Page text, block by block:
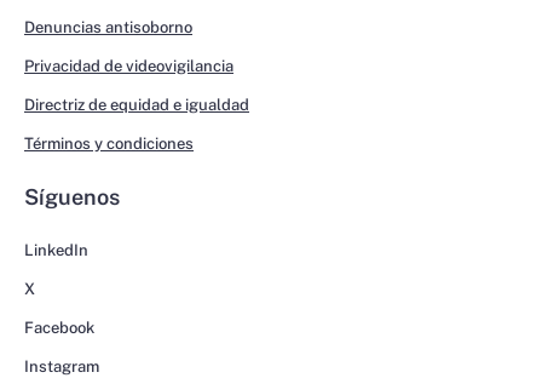
Denuncias antisoborno
Privacidad de videovigilancia
Directriz de equidad e igualdad
Términos y condiciones
Síguenos
LinkedIn
X
Facebook
Instagram